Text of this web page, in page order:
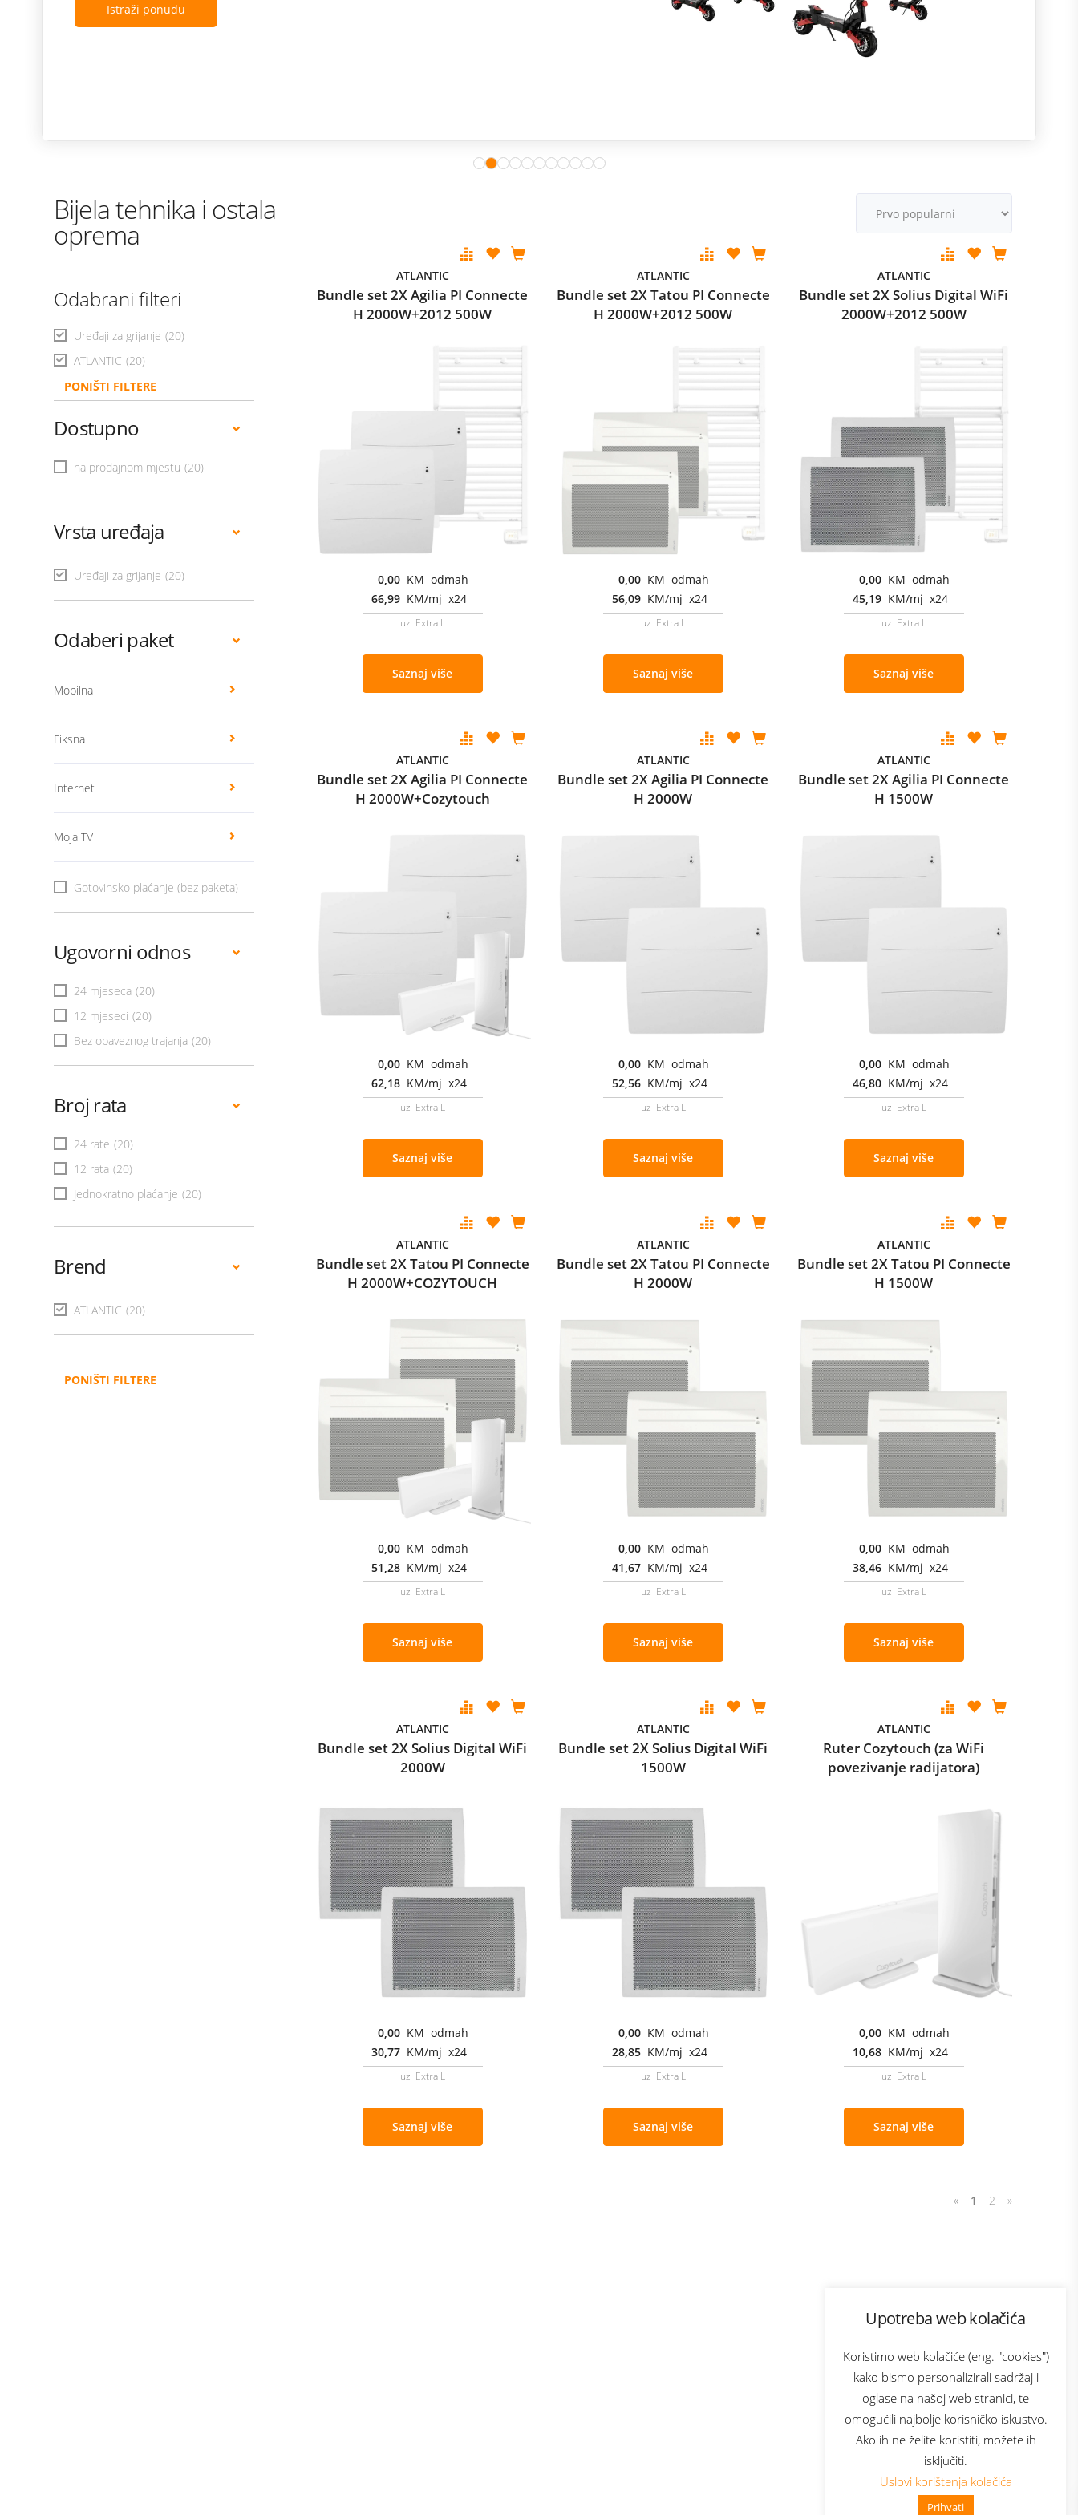
Upotreba web kolačića
Koristimo web kolačiće (eng. "cookies")
kako bismo personalizirali sadržaj i
oglase na našoj web stranici, te
omogućili najbolje korisničko iskustvo.
Ako ih ne želite koristiti, možete ih
isključiti.
Uslovi korištenja kolačića
Prihvati
👋 Zdravo, kako mogu pomoći?
Istraži ponudu
Bijela tehnika i ostala
oprema
Odabrani filteri
Uređaji za grijanje (20)
ATLANTIC (20)
PONIŠTI FILTERE
Dostupno
na prodajnom mjestu (20)
Vrsta uređaja
Uređaji za grijanje (20)
Odaberi paket
Mobilna
Fiksna
Internet
Moja TV
Gotovinsko plaćanje (bez paketa)
Ugovorni odnos
24 mjeseca (20)
12 mjeseci (20)
Bez obaveznog trajanja (20)
Broj rata
24 rate (20)
12 rata (20)
Jednokratno plaćanje (20)
Brend
ATLANTIC (20)
PONIŠTI FILTERE
ATLANTIC
Bundle set 2X Agilia PI Connecte
H 2000W+2012 500W
0,00 KM odmah
66,99 KM/mj x24
uz Extra L
Saznaj više
ATLANTIC
Bundle set 2X Tatou PI Connecte
H 2000W+2012 500W
0,00 KM odmah
56,09 KM/mj x24
uz Extra L
Saznaj više
ATLANTIC
Bundle set 2X Solius Digital WiFi
2000W+2012 500W
0,00 KM odmah
45,19 KM/mj x24
uz Extra L
Saznaj više
ATLANTIC
Bundle set 2X Agilia PI Connecte
H 2000W+Cozytouch
0,00 KM odmah
62,18 KM/mj x24
uz Extra L
Saznaj više
ATLANTIC
Bundle set 2X Agilia PI Connecte
H 2000W
0,00 KM odmah
52,56 KM/mj x24
uz Extra L
Saznaj više
ATLANTIC
Bundle set 2X Agilia PI Connecte
H 1500W
0,00 KM odmah
46,80 KM/mj x24
uz Extra L
Saznaj više
ATLANTIC
Bundle set 2X Tatou PI Connecte
H 2000W+COZYTOUCH
0,00 KM odmah
51,28 KM/mj x24
uz Extra L
Saznaj više
ATLANTIC
Bundle set 2X Tatou PI Connecte
H 2000W
0,00 KM odmah
41,67 KM/mj x24
uz Extra L
Saznaj više
ATLANTIC
Bundle set 2X Tatou PI Connecte
H 1500W
0,00 KM odmah
38,46 KM/mj x24
uz Extra L
Saznaj više
ATLANTIC
Bundle set 2X Solius Digital WiFi
2000W
0,00 KM odmah
30,77 KM/mj x24
uz Extra L
Saznaj više
ATLANTIC
Bundle set 2X Solius Digital WiFi
1500W
0,00 KM odmah
28,85 KM/mj x24
uz Extra L
Saznaj više
ATLANTIC
Ruter Cozytouch (za WiFi
povezivanje radijatora)
0,00 KM odmah
10,68 KM/mj x24
uz Extra L
Saznaj više
« 1 2 »
Bonus plus
Prijava za newsletter